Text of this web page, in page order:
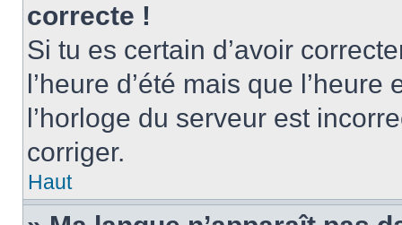
correcte !
Si tu es certain d’avoir
l’heure d’été mais que
l’horloge du serveur est
corriger.
Haut